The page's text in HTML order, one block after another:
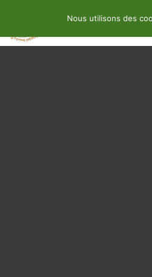
Location
Nous utilisons des